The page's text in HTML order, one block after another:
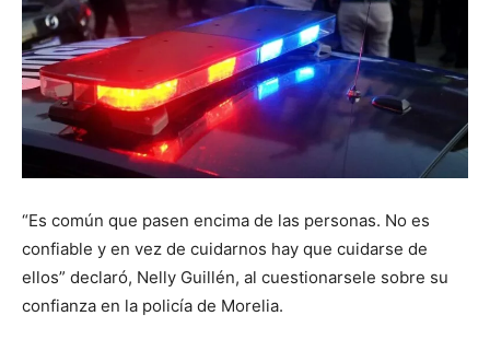
“Es común que pasen encima de las personas. No es
confiable y en vez de cuidarnos hay que cuidarse de
ellos” declaró, Nelly Guillén, al cuestionarsele sobre su
confianza en la policía de Morelia.